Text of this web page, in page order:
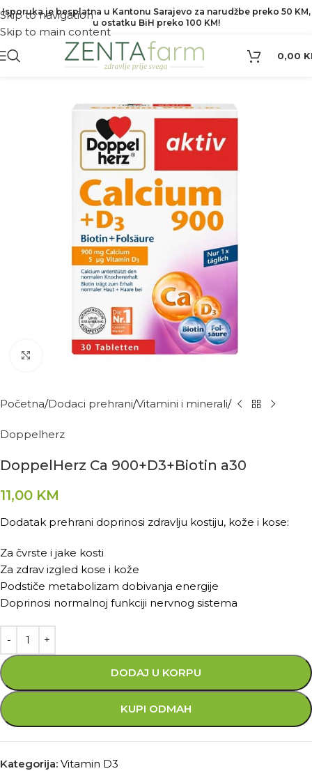
Skip to navigation
Skip to main content
Isporuka je besplatna u Kantonu Sarajevo za narudžbe preko 50 KM,
u ostatku BiH preko 100 KM!
0,00
Kliknite za povećanje
Početna Dodaci prehrani Vitamini i minerali
Doppelherz
DoppelHerz Ca 900+D3+Biotin a30
11,00 KM
Dodatak prehrani doprinosi zdravlju kostiju, kože i kose:
Za čvrste i jake kosti
Za zdrav izgled kose i kože
Podstiče metabolizam dobivanja energije
Doprinosi normalnoj funkciji nervnog sistema
DODAJ U KORPU
KUPI ODMAH
Kategorija: Vitamin D3